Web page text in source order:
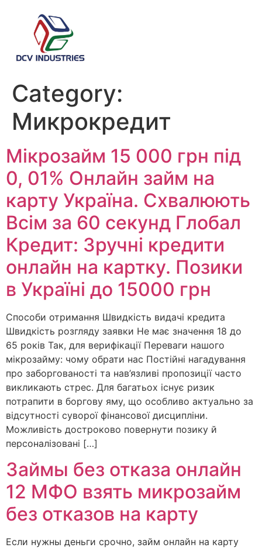
Category:
Микрокредит
Мікрозайм 15 000 грн під
0, 01% Онлайн займ на
карту Україна. Схвалюють
Всім за 60 секунд Глобал
Кредит: Зручні кредити
онлайн на картку. Позики
в Україні до 15000 грн
Способи отримання Швидкість видачі кредита
Швидкість розгляду заявки Не має значення 18 до
65 років Так, для верифікації Переваги нашого
мікрозайму: чому обрати нас Постійні нагадування
про заборгованості та нав’язливі пропозиції часто
викликають стрес. Для багатьох існує ризик
потрапити в боргову яму, що особливо актуально за
відсутності суворої фінансової дисципліни.
Можливість достроково повернути позику й
персоналізовані […]
Займы без отказа онлайн
12 МФО взять микрозайм
без отказов на карту
Если нужны деньги срочно, займ онлайн на карту